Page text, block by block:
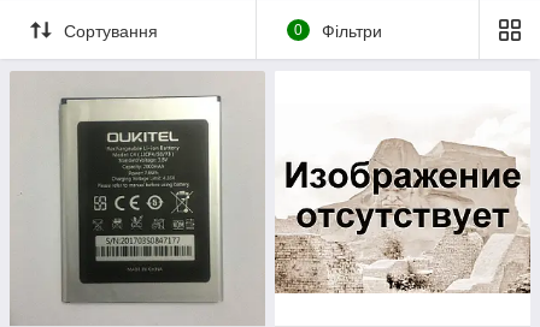
Сортування 0 Фільтри